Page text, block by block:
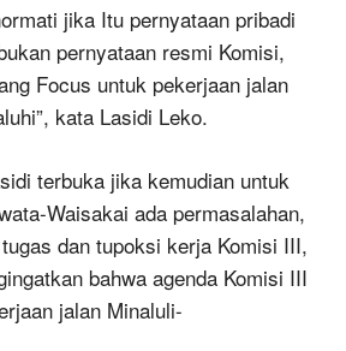
jika Itu pernyataan pribadi
pernyataan resmi Komisi,
Focus untuk pekerjaan jalan
kata Lasidi Leko.
terbuka jika kemudian untuk
Waisakai ada permasalahan,
dan tupoksi kerja Komisi III,
bahwa agenda Komisi III
jalan Minaluli-